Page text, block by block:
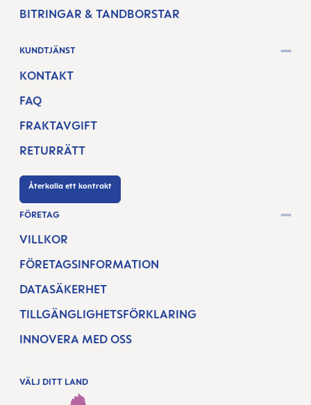
BITRINGAR & TANDBORSTAR
KUNDTJÄNST
KONTAKT
FAQ
FRAKTAVGIFT
RETURRÄTT
Återkalla ett kontrakt
FÖRETAG
VILLKOR
FÖRETAGSINFORMATION
DATASÄKERHET
TILLGÄNGLIGHETSFÖRKLARING
INNOVERA MED OSS
VÄLJ DITT LAND